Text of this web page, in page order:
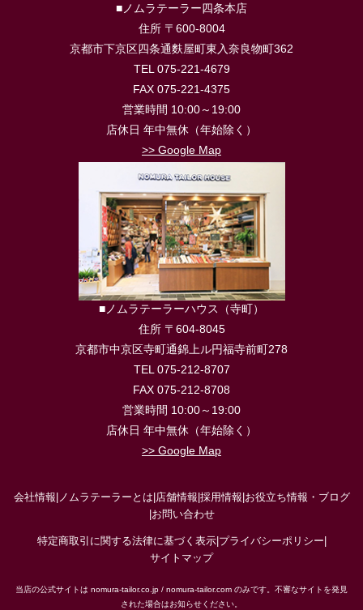
■ノムラテーラー四条本店
住所 〒600-8004
京都市下京区四条通麩屋町東入奈良物町362
TEL 075-221-4679
FAX 075-221-4375
営業時間 10:00～19:00
店休日 年中無休（年始除く）
>> Google Map
■ノムラテーラーハウス（寺町）
住所 〒604-8045
京都市中京区寺町通錦上ル円福寺前町278
TEL 075-212-8707
FAX 075-212-8708
営業時間 10:00～19:00
店休日 年中無休（年始除く）
>> Google Map
会社情報 ノムラテーラーとは 店舗情報 採用情報 お役立ち情報・ブログ
お問い合わせ
特定商取引に関する法律に基づく表示| プライバシーポリシー
サイトマップ
当店の公式サイトは nomura-tailor.co.jp / nomura-tailor.com のみです。不審なサイトを発見
された場合はお知らせください。